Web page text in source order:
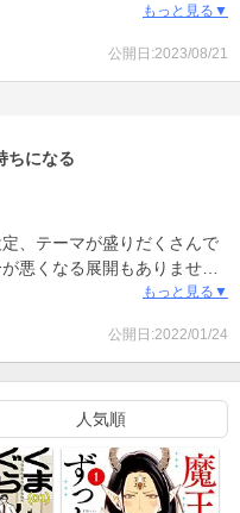
く見かけたのとレビューを
しで読んだらハマッてしま
が素敵だし色気があって、
期待して喜んじゃうとこも
いました。
ちいち笑ってしまいます。
きましたが早く続きがよみ
もっと見る▼
公開日:2023/08/21
ちになる
、テーマが盛りだくさんで
悪くなる展開もありませ
ましいですね。登場人物は
ころに事欠きません。笑え
ま一番おすすめかな。
もっと見る▼
公開日:2022/01/24
人気順